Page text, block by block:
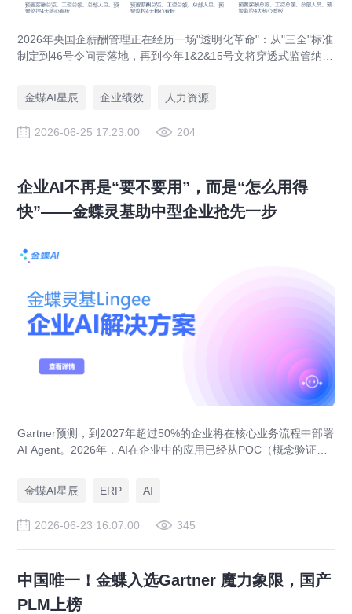
2026年央国企薪酬管理正在经历一场"透明化革命"：从"三全"标准
制定到46号令问责落地，再到今年1&2&15号文将穿透式监管纳入
国资委切实解决了薪酬穿透式监管的落地难题，覆盖制造、金
融、科技等多个行业，帮助客户从"被动合规"走向"主动赋能"，是
金蝶AI星辰 企业绩效 人力资源
2026-06-25 17:23:00 204
企业AI不再是“要不要用”，而是“怎么用得
快”——金蝶灵基助中型企业抢先一步
Gartner预测，到2027年超过50%的企业将在核心业务流程中部署
AI Agent。2026年，AI在企业中的应用已经从POC（概念验证）
是"别人已经在用了，我还在等什么"。金蝶灵基在现有业务系统之
上增加AI原生能力——让AI理解企业数据、业务规则和工作语
金蝶AI星辰 ERP AI
2026-06-23 16:07:00 345
中国唯一！金蝶入选Gartner 魔力象限，国产
PLM上榜